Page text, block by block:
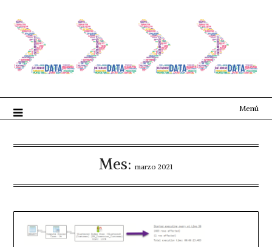
Menú
Mes: marzo 2021